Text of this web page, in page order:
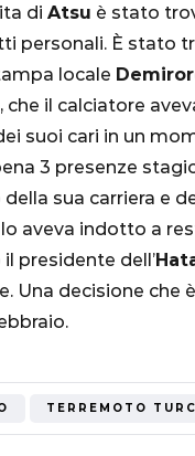
di Atsu è stato
personali. È stato
locale
che il calciatore
suoi cari in un
3 presenze
della sua carriera e
aveva indotto a
presidente dell’
Una decisione
TERREMOTO
Lautaro
parla
"Bayern?
all'Inter e
Mondiale"